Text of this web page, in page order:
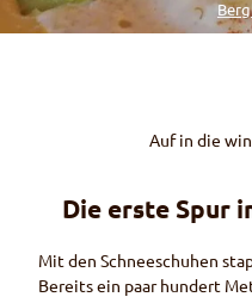
Auf in die
Die erste Spur
Mit den Schneeschuhen
Bereits ein paar hundert